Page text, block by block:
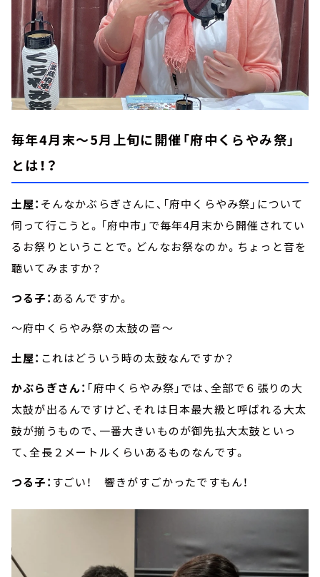
毎年4月末～5月上旬に開催「府中くらやみ祭」
とは！？
土屋： そんなかぶらぎさんに、「府中くらやみ祭」について
伺って行こうと。「府中市」で毎年4月末から開催されてい
るお祭りということで。どんなお祭なのか。ちょっと音を
聴いてみますか？
つる子： あるんですか。
～府中くらやみ祭の太鼓の音～
土屋： これはどういう時の太鼓なんですか？
かぶらぎさん： 「府中くらやみ祭」では、全部で６張りの大
太鼓が出るんですけど、それは日本最大級と呼ばれる大太
鼓が揃うもので、一番大きいものが御先払大太鼓といっ
て、全長２メートルくらいあるものなんです。
つる子： すごい！ 響きがすごかったですもん！